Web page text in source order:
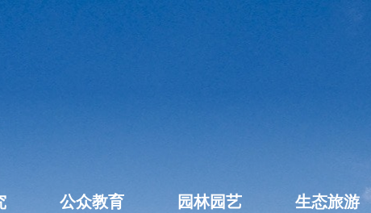
公众教育 园林园艺 生态旅游